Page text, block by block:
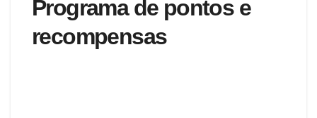
Programa de pontos e
recompensas